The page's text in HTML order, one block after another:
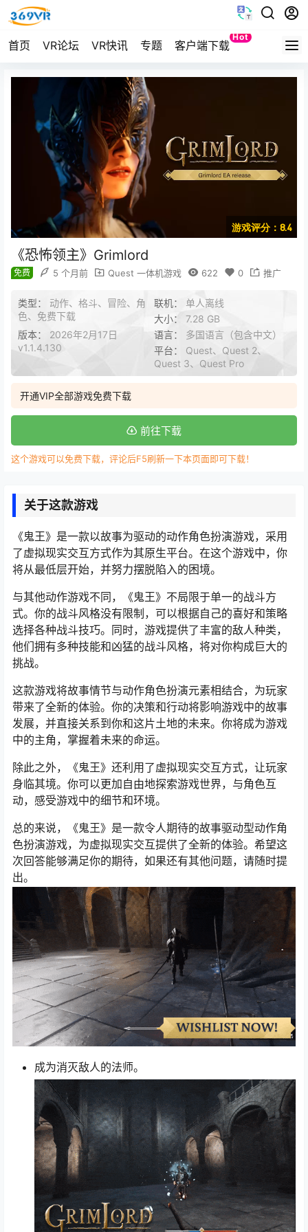
首页 VR论坛 VR快讯 专题 客户端下载
Hot
Quest
游戏评分：8.4
《恐怖领主》Grimlord
免费 5 个月前 Quest 一体机游戏 622 0 推广
类型： 动作、格斗、冒险、角
色、免费下载
联机： 单人离线
大小： 7.28 GB
版本： 2026年2月17日
v1.1.4.130
语言： 多国语言（包含中文）
平台： Quest、Quest 2、
Quest 3、Quest Pro
开通VIP全部游戏免费下载
前往下载
这个游戏可以免费下载，评论后F5刷新一下本页面即可下载！
关于这款游戏
《鬼王》是一款以故事为驱动的动作角色扮演游戏，采用
了虚拟现实交互方式作为其原生平台。在这个游戏中，你
将从最低层开始，并努力摆脱陷入的困境。
与其他动作游戏不同，《鬼王》不局限于单一的战斗方
式。你的战斗风格没有限制，可以根据自己的喜好和策略
选择各种战斗技巧。同时，游戏提供了丰富的敌人种类，
他们拥有多种技能和凶猛的战斗风格，将对你构成巨大的
挑战。
这款游戏将故事情节与动作角色扮演元素相结合，为玩家
带来了全新的体验。你的决策和行动将影响游戏中的故事
发展，并直接关系到你和这片土地的未来。你将成为游戏
中的主角，掌握着未来的命运。
除此之外，《鬼王》还利用了虚拟现实交互方式，让玩家
身临其境。你可以更加自由地探索游戏世界，与角色互
动，感受游戏中的细节和环境。
总的来说，《鬼王》是一款令人期待的故事驱动型动作角
色扮演游戏，为虚拟现实交互提供了全新的体验。希望这
次回答能够满足你的期待，如果还有其他问题，请随时提
出。
成为消灭敌人的法师。